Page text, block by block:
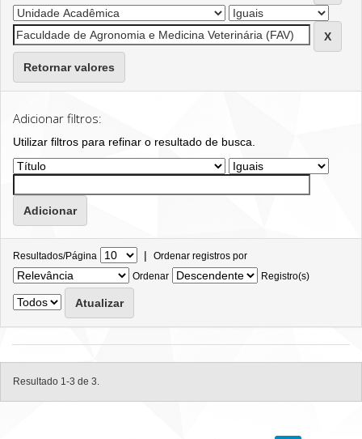
Retornar valores
Adicionar filtros:
Utilizar filtros para refinar o resultado de busca.
Resultados/Página | Ordenar registros por
Ordenar
Registro(s)
Resultado 1-3 de 3.